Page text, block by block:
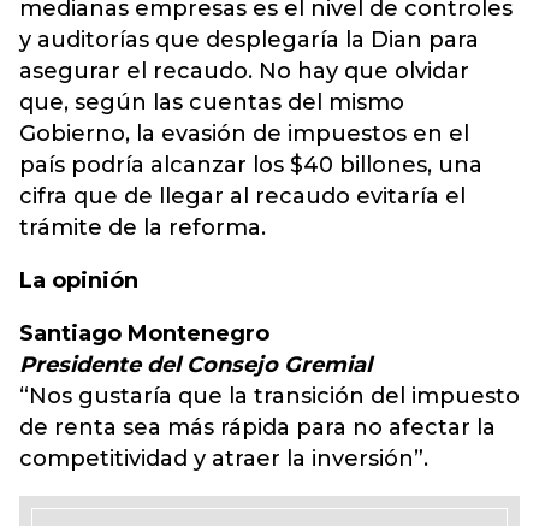
medianas empresas es el nivel de controles
y auditorías que desplegaría la Dian para
asegurar el recaudo. No hay que olvidar
que, según las cuentas del mismo
Gobierno, la evasión de impuestos en el
país podría alcanzar los $40 billones, una
cifra que de llegar al recaudo evitaría el
trámite de la reforma.
La opinión
Santiago Montenegro
Presidente del Consejo Gremial
“Nos gustaría que la transición del impuesto
de renta sea más rápida para no afectar la
competitividad y atraer la inversión”.